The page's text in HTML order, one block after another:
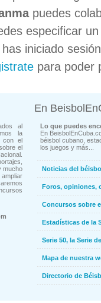
puedes
especificar
has iniciado
para poder
al
la
con el
el
mucho
En
Lo que puedes
En
béisbol cubano,
los juegos y más...
Noticias del
Foros, opiniones,
Concursos sobre
Estadísticas de la
Serie 50, la Serie
Mapa de nuestra
Directorio de